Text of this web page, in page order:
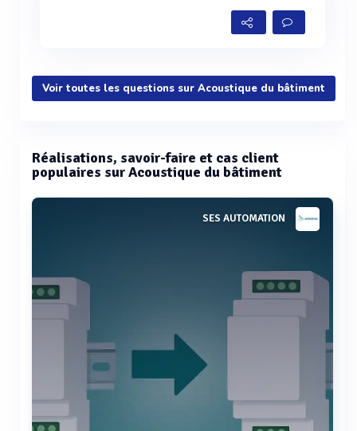
Voir toutes les questions sur Acoustique du bâtiment
Réalisations, savoir-faire et cas client
populaires sur Acoustique du bâtiment
SES AUTOMATION